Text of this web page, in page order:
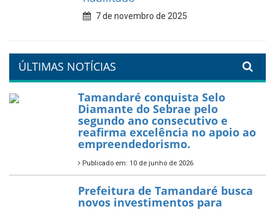
7 de fevereiro de 2026
orla da cidade.
PartiuENEM — Prefeitura
garante transporte gratuito
para os estudantes
7 de novembro de 2025
Política Nacional Aldir Blanc
— Tamandaré tem Plano de
Aplicação de Recursos (PAR)
habilitado